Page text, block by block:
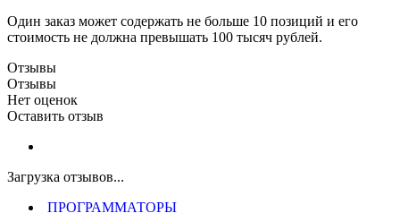
Один заказ может содержать не больше 10 позиций и его
стоимость не должна превышать 100 тысяч рублей.
Отзывы
Отзывы
Нет оценок
Оставить отзыв
Загрузка отзывов...
ПРОГРАММАТОРЫ